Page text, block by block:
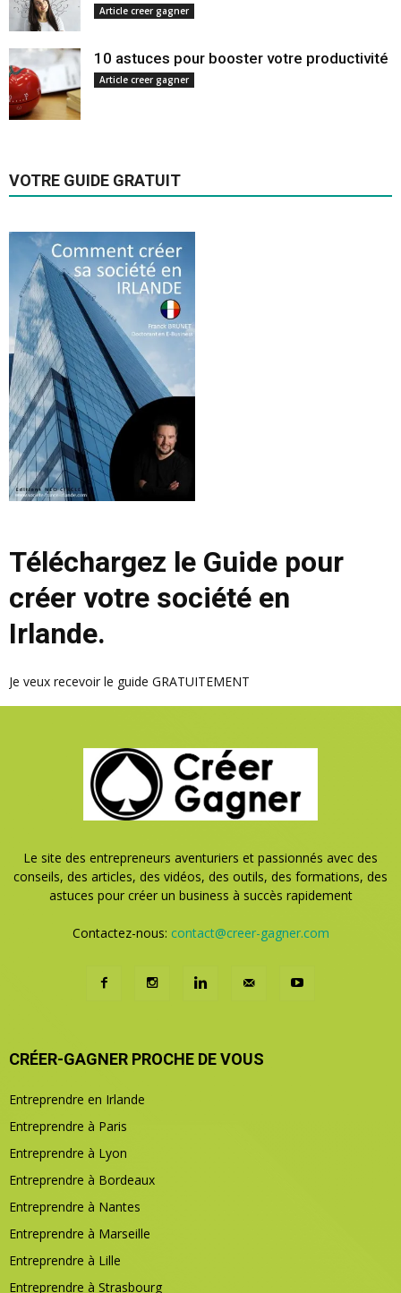
Article creer gagner
10 astuces pour booster votre productivité
Article creer gagner
VOTRE GUIDE GRATUIT
Téléchargez le Guide pour
créer votre société en
Irlande.
Je veux recevoir le guide GRATUITEMENT
Le site des entrepreneurs aventuriers et passionnés avec des
conseils, des articles, des vidéos, des outils, des formations, des
astuces pour créer un business à succès rapidement
Contactez-nous: contact@creer-gagner.com
CRÉER-GAGNER PROCHE DE VOUS
Entreprendre en Irlande
Entreprendre à Paris
Entreprendre à Lyon
Entreprendre à Bordeaux
Entreprendre à Nantes
Entreprendre à Marseille
Entreprendre à Lille
Entreprendre à Strasbourg